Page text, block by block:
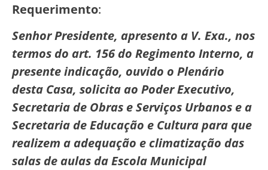
Requerimento:
Senhor Presidente, apresento a V. Exa., nos
termos do art. 156 do Regimento Interno, a
presente indicação, ouvido o Plenário
desta Casa, solicita ao Poder Executivo,
Secretaria de Obras e Serviços Urbanos e a
Secretaria de Educação e Cultura para que
realizem a adequação e climatização das
salas de aulas da Escola Municipal